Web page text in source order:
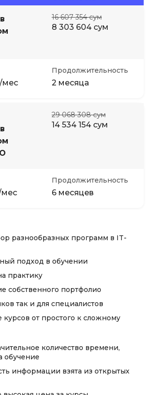
16 607 354 сум
8 303 604 сум
мес
Продолжительность
2 месяца
29 068 308 сум
14 534 154 сум
мес
Продолжительность
6 месяцев
разнообразных программ в IT-
подход в обучении
практику
собственного портфолио
так и для специалистов
от простого к сложному
количество времени,
обучение
информации взята из открытых